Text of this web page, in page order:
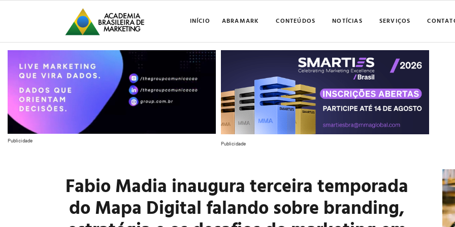
INÍCIO ABRAMARK CONTEÚDOS NOTÍCIAS SERVIÇOS
Publicidade Publicidade
Fabio Madia inaugura terceira temporada
do Mapa Digital falando sobre branding,